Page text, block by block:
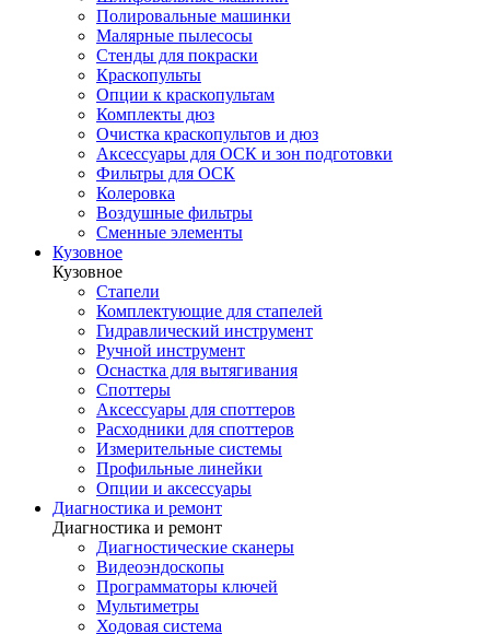
Полировальные машинки
Малярные пылесосы
Стенды для покраски
Краскопульты
Опции к краскопультам
Комплекты дюз
Очистка краскопультов и дюз
Аксессуары для ОСК и зон подготовки
Фильтры для ОСК
Колеровка
Воздушные фильтры
Сменные элементы
Кузовное
Кузовное
Стапели
Комплектующие для стапелей
Гидравлический инструмент
Ручной инструмент
Оснастка для вытягивания
Споттеры
Аксессуары для споттеров
Расходники для споттеров
Измерительные системы
Профильные линейки
Опции и аксессуары
Диагностика и ремонт
Диагностика и ремонт
Диагностические сканеры
Видеоэндоскопы
Программаторы ключей
Мультиметры
Ходовая система